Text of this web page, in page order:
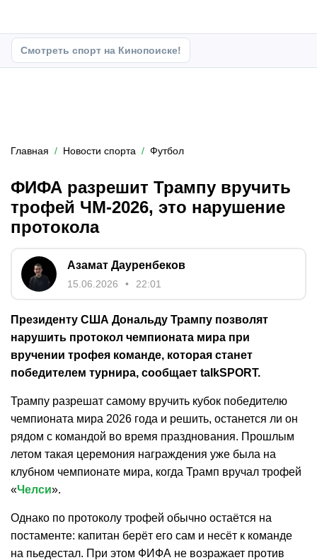
Смотреть спорт на Кинопоиске!
Главная Новости спорта Футбол
ФИФА разрешит Трампу вручить
трофей ЧМ-2026, это нарушение
протокола
Азамат Дауренбеков
15.06.2026 22:01
Президенту США Дональду Трампу позволят
нарушить протокол чемпионата мира при
вручении трофея команде, которая станет
победителем турнира, сообщает talkSPORT.
Трампу разрешат самому вручить кубок победителю
чемпионата мира 2026 года и решить, останется ли он
рядом с командой во время празднования. Прошлым
летом такая церемония награждения уже была на
клубном чемпионате мира, когда Трамп вручал трофей
«Челси».
Однако по протоколу трофей обычно остаётся на
постаменте: капитан берёт его сам и несёт к команде
на пьедестал. При этом ФИФА не возражает против